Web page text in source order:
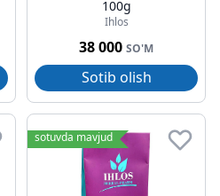
100g
Ihlos
38 000 SO'M
Sotib olish
sotuvda mavjud